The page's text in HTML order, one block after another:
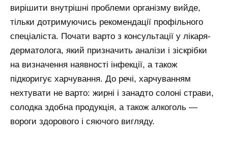
вирішити внутрішні проблеми організму вийде,
тільки дотримуючись рекомендації профільного
спеціаліста. Почати варто з консультації у лікаря-
дерматолога, який призначить аналізи і зіскрібки
на визначення наявності інфекції, а також
підкоригує харчування. До речі, харчуванням
нехтувати не варто: жирні і занадто солоні страви,
солодка здобна продукція, а також алкоголь —
вороги здорового і сяючого вигляду.